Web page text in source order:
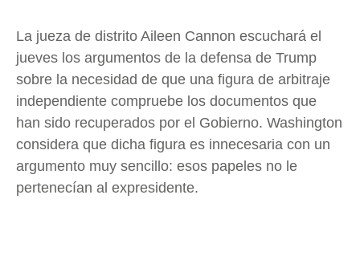
La jueza de distrito Aileen Cannon escuchará el
jueves los argumentos de la defensa de Trump
sobre la necesidad de que una figura de arbitraje
independiente compruebe los documentos que
han sido recuperados por el Gobierno. Washington
considera que dicha figura es innecesaria con un
argumento muy sencillo: esos papeles no le
pertenecían al expresidente.